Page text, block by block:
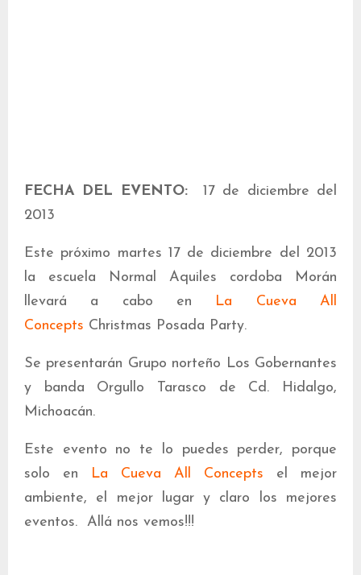
FECHA DEL EVENTO:17 de diciembre del
2013
Este próximo martes 17 de diciembre del 2013
la escuela Normal Aquiles cordoba Morán
llevará a cabo en La Cueva All
Concepts Christmas Posada Party.
Se presentarán Grupo norteño Los Gobernantes
y banda Orgullo Tarasco de Cd. Hidalgo,
Michoacán.
Este evento no te lo puedes perder, porque
solo en
La Cueva All Concepts el mejor
ambiente, el mejor lugar y claro los mejores
eventos. Allá nos vemos!!!